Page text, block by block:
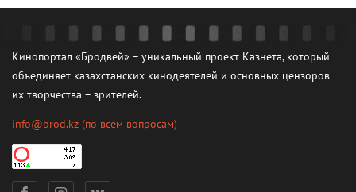
Кинопортал «Бродвей» – уникальный проект Казнета, который
объединяет казахстанских кинодеятелей и основных цензоров
их творчества – зрителей.
info@brod.kz (по всем вопросам)